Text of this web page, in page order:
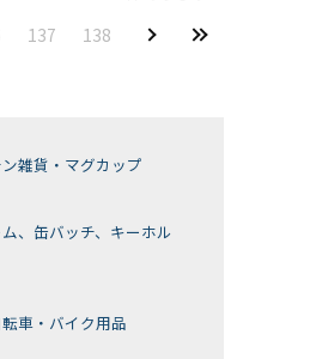
137 138
雑貨・マグカップ
、缶バッチ、キーホル
車・バイク用品